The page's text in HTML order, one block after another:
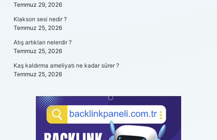
Temmuz 29, 2026
Klakson sesi nedir ?
Temmuz 25, 2026
Atış artıkları nelerdir ?
Temmuz 25, 2026
Kaş kaldırma ameliyatı ne kadar sürer ?
Temmuz 25, 2026